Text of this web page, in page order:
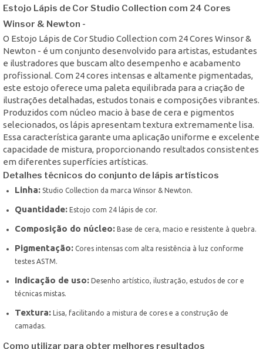
Estojo Lápis de Cor Studio Collection com 24 Cores
Winsor & Newton -
O Estojo Lápis de Cor Studio Collection com 24 Cores Winsor &
Newton - é um conjunto desenvolvido para artistas, estudantes
e ilustradores que buscam alto desempenho e acabamento
profissional. Com 24 cores intensas e altamente pigmentadas,
este estojo oferece uma paleta equilibrada para a criação de
ilustrações detalhadas, estudos tonais e composições vibrantes.
Produzidos com núcleo macio à base de cera e pigmentos
selecionados, os lápis apresentam textura extremamente lisa.
Essa característica garante uma aplicação uniforme e excelente
capacidade de mistura, proporcionando resultados consistentes
em diferentes superfícies artísticas.
Detalhes técnicos do conjunto de lápis artísticos
Linha: Studio Collection da marca Winsor & Newton.
Quantidade: Estojo com 24 lápis de cor.
Composição do núcleo: Base de cera, macio e resistente à quebra.
Pigmentação: Cores intensas com alta resistência à luz conforme
testes ASTM.
Indicação de uso: Desenho artístico, ilustração, estudos de cor e
técnicas mistas.
Textura: Lisa, facilitando a mistura de cores e a construção de
camadas.
Como utilizar para obter melhores resultados